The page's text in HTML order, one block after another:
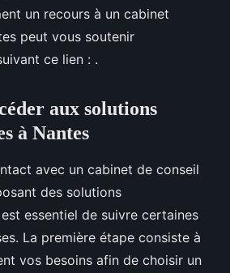
un recours à un cabinet
peut vous soutenir
ce lien : .
aux solutions
à Nantes
avec un cabinet de conseil
des solutions
essentiel de suivre certaines
La première étape consiste à
vos besoins afin de choisir un